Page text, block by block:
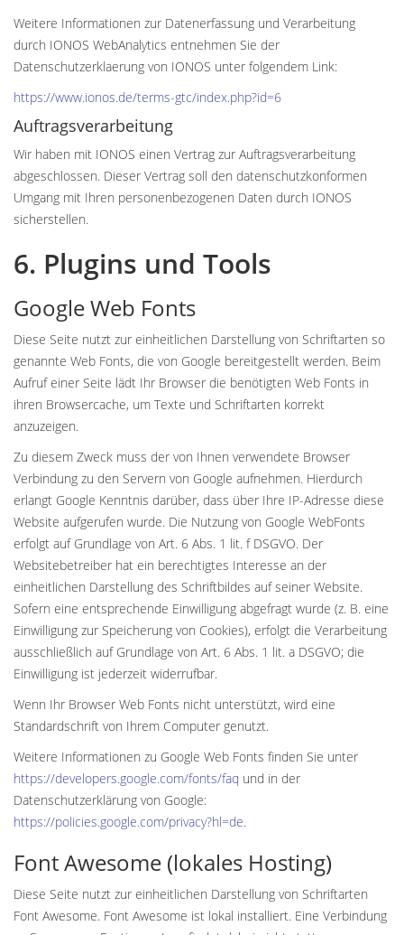
Weitere Informationen zur Datenerfassung und Verarbeitung
durch IONOS WebAnalytics entnehmen Sie der
Datenschutzerklaerung von IONOS unter folgendem Link:
https://www.ionos.de/terms-gtc/index.php?id=6
Auftragsverarbeitung
Wir haben mit IONOS einen Vertrag zur Auftragsverarbeitung
abgeschlossen. Dieser Vertrag soll den datenschutzkonformen
Umgang mit Ihren personenbezogenen Daten durch IONOS
sicherstellen.
6. Plugins und Tools
Google Web Fonts
Diese Seite nutzt zur einheitlichen Darstellung von Schriftarten so
genannte Web Fonts, die von Google bereitgestellt werden. Beim
Aufruf einer Seite lädt Ihr Browser die benötigten Web Fonts in
ihren Browsercache, um Texte und Schriftarten korrekt
anzuzeigen.
Zu diesem Zweck muss der von Ihnen verwendete Browser
Verbindung zu den Servern von Google aufnehmen. Hierdurch
erlangt Google Kenntnis darüber, dass über Ihre IP-Adresse diese
Website aufgerufen wurde. Die Nutzung von Google WebFonts
erfolgt auf Grundlage von Art. 6 Abs. 1 lit. f DSGVO. Der
Websitebetreiber hat ein berechtigtes Interesse an der
einheitlichen Darstellung des Schriftbildes auf seiner Website.
Sofern eine entsprechende Einwilligung abgefragt wurde (z. B. eine
Einwilligung zur Speicherung von Cookies), erfolgt die Verarbeitung
ausschließlich auf Grundlage von Art. 6 Abs. 1 lit. a DSGVO; die
Einwilligung ist jederzeit widerrufbar.
Wenn Ihr Browser Web Fonts nicht unterstützt, wird eine
Standardschrift von Ihrem Computer genutzt.
Weitere Informationen zu Google Web Fonts finden Sie unter
https://developers.google.com/fonts/faq und in der
Datenschutzerklärung von Google:
https://policies.google.com/privacy?hl=de.
Font Awesome (lokales Hosting)
Diese Seite nutzt zur einheitlichen Darstellung von Schriftarten
Font Awesome. Font Awesome ist lokal installiert. Eine Verbindung